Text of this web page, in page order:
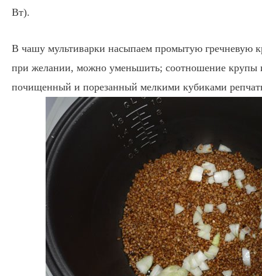
Вт).
В чашу мультиварки насыпаем промытую гречневую
при желании, можно уменьшить; соотношение крупы
почищенный и порезанный мелкими кубиками